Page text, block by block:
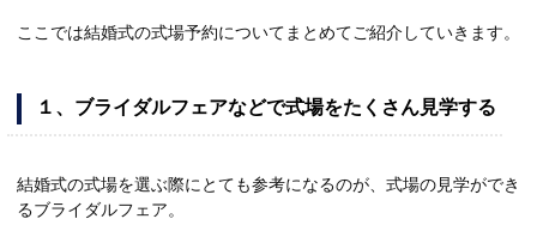
ここでは結婚式の式場予約についてまとめてご紹介していきます。
１、 ブライダルフェアなどで式場をたくさん見学する
結婚式の式場を選ぶ際にとても参考になるのが、式場の見学ができ
るブライダルフェア。